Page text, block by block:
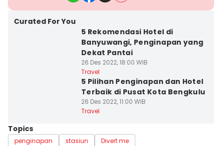
Curated For You
5 Rekomendasi Hotel di
Banyuwangi, Penginapan yang
Dekat Pantai
26 Des 2022, 18:00 WIB
Travel
5 Pilihan Penginapan dan Hotel
Terbaik di Pusat Kota Bengkulu
26 Des 2022, 11:00 WIB
Travel
Topics
penginapan stasiun Divert me